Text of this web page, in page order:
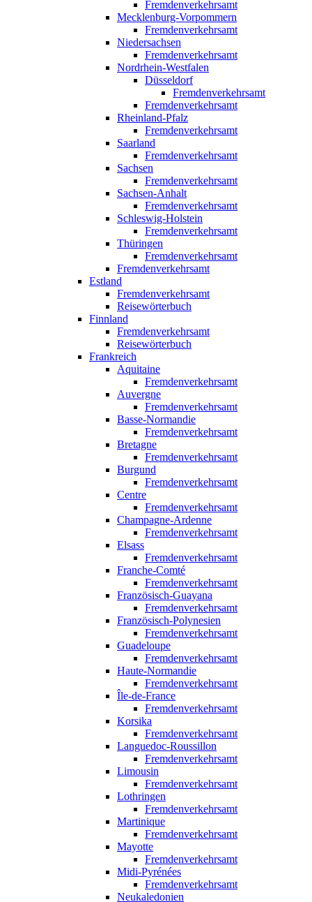
Fremdenverkehrsamt
Mecklenburg-Vorpommern
Fremdenverkehrsamt
Niedersachsen
Fremdenverkehrsamt
Nordrhein-Westfalen
Düsseldorf
Fremdenverkehrsamt
Fremdenverkehrsamt
Rheinland-Pfalz
Fremdenverkehrsamt
Saarland
Fremdenverkehrsamt
Sachsen
Fremdenverkehrsamt
Sachsen-Anhalt
Fremdenverkehrsamt
Schleswig-Holstein
Fremdenverkehrsamt
Thüringen
Fremdenverkehrsamt
Fremdenverkehrsamt
Estland
Fremdenverkehrsamt
Reisewörterbuch
Finnland
Fremdenverkehrsamt
Reisewörterbuch
Frankreich
Aquitaine
Fremdenverkehrsamt
Auvergne
Fremdenverkehrsamt
Basse-Normandie
Fremdenverkehrsamt
Bretagne
Fremdenverkehrsamt
Burgund
Fremdenverkehrsamt
Centre
Fremdenverkehrsamt
Champagne-Ardenne
Fremdenverkehrsamt
Elsass
Fremdenverkehrsamt
Franche-Comté
Fremdenverkehrsamt
Französisch-Guayana
Fremdenverkehrsamt
Französisch-Polynesien
Fremdenverkehrsamt
Guadeloupe
Fremdenverkehrsamt
Haute-Normandie
Fremdenverkehrsamt
Île-de-France
Fremdenverkehrsamt
Korsika
Fremdenverkehrsamt
Languedoc-Roussillon
Fremdenverkehrsamt
Limousin
Fremdenverkehrsamt
Lothringen
Fremdenverkehrsamt
Martinique
Fremdenverkehrsamt
Mayotte
Fremdenverkehrsamt
Midi-Pyrénées
Fremdenverkehrsamt
Neukaledonien